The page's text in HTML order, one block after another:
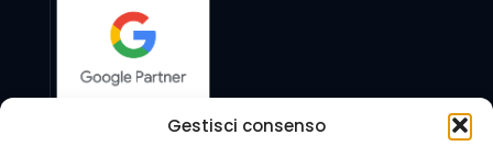
Gestisci consenso